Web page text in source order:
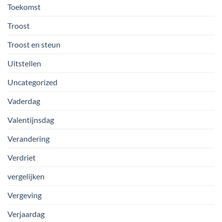
Toekomst
Troost
Troost en steun
Uitstellen
Uncategorized
Vaderdag
Valentijnsdag
Verandering
Verdriet
vergelijken
Vergeving
Verjaardag